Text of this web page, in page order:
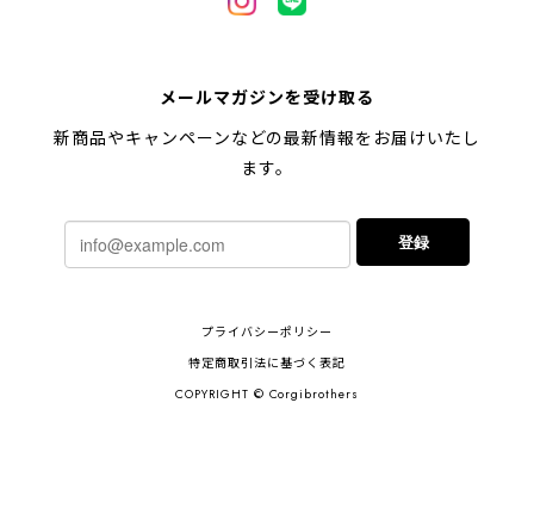
メールマガジンを受け取る
新商品やキャンペーンなどの最新情報をお届けいたし
ます。
登録
プライバシーポリシー
特定商取引法に基づく表記
COPYRIGHT © Corgibrothers